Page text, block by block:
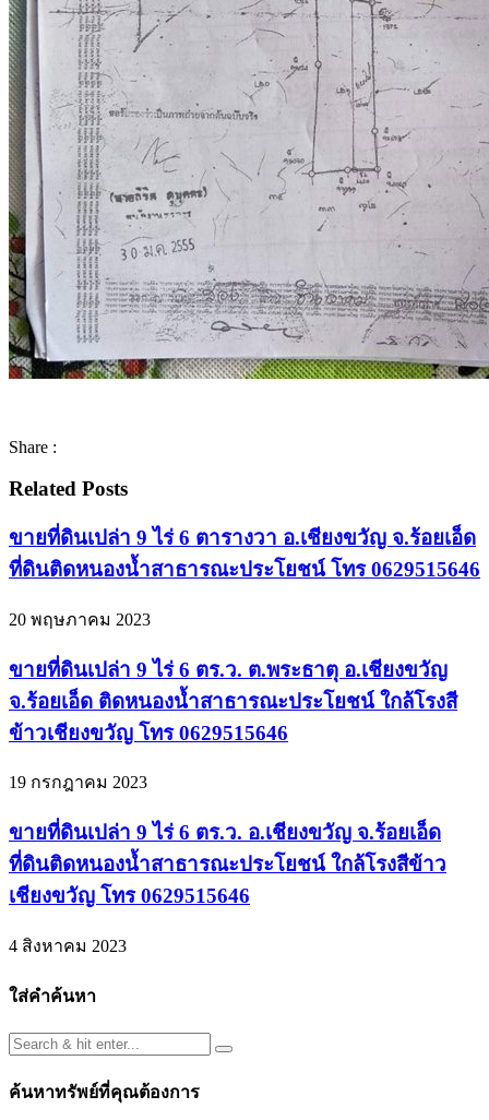
Share :
Related Posts
ขายที่ดินเปล่า 9 ไร่ 6 ตารางวา อ.เชียงขวัญ จ.ร้อยเอ็ด
ที่ดินติดหนองน้ำสาธารณะประโยชน์ โทร 0629515646
20 พฤษภาคม 2023
ขายที่ดินเปล่า 9 ไร่ 6 ตร.ว. ต.พระธาตุ อ.เชียงขวัญ
จ.ร้อยเอ็ด ติดหนองน้ำสาธารณะประโยชน์ ใกล้โรงสี
ข้าวเชียงขวัญ โทร 0629515646
19 กรกฎาคม 2023
ขายที่ดินเปล่า 9 ไร่ 6 ตร.ว. อ.เชียงขวัญ จ.ร้อยเอ็ด
ที่ดินติดหนองน้ำสาธารณะประโยชน์ ใกล้โรงสีข้าว
เชียงขวัญ โทร 0629515646
4 สิงหาคม 2023
ใส่คำค้นหา
ค้นหาทรัพย์ที่คุณต้องการ